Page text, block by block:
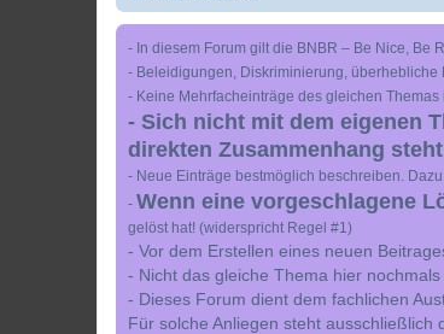
- In diesem Forum gilt die BNBR – Be Nice, Be
- Beleidigungen, Diskriminierung, überhebliche
- Keine Mehrfacheinträge des gleichen
- Sich nicht mit dem eigenen
direkten Zusammenhang
- Neue Einträge bestmöglich beschreiben.
- Wenn eine vorgeschlagene
gelöst hat! (widerspricht Regel #1)
- Vor dem Erstellen eines neuen
- Nicht das gleiche Thema hier
- Dieses Forum dient dem fachlichen
Für solche Anliegen steht ausschließlich